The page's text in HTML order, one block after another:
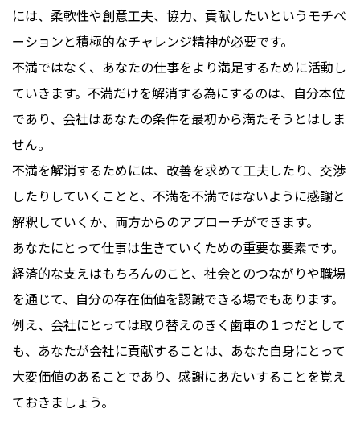
には、柔軟性や創意工夫、協力、貢献したいというモチベ
ーションと積極的なチャレンジ精神が必要です。
不満ではなく、あなたの仕事をより満足するために活動し
ていきます。不満だけを解消する為にするのは、自分本位
であり、会社はあなたの条件を最初から満たそうとはしま
せん。
不満を解消するためには、改善を求めて工夫したり、交渉
したりしていくことと、不満を不満ではないように感謝と
解釈していくか、両方からのアプローチができます。
あなたにとって仕事は生きていくための重要な要素です。
経済的な支えはもちろんのこと、社会とのつながりや職場
を通じて、自分の存在価値を認識できる場でもあります。
例え、会社にとっては取り替えのきく歯車の１つだとして
も、あなたが会社に貢献することは、あなた自身にとって
大変価値のあることであり、感謝にあたいすることを覚え
ておきましょう。